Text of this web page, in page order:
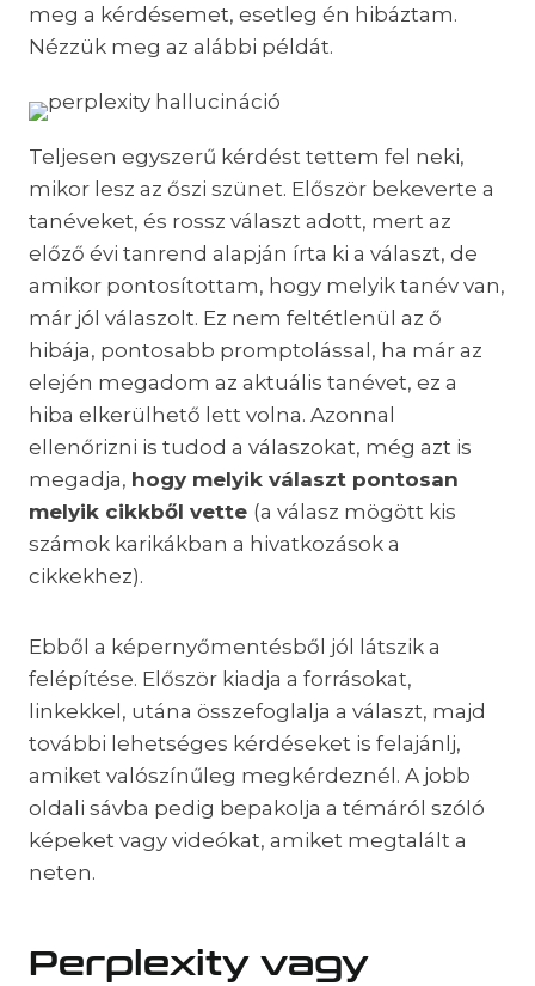
meg a kérdésemet, esetleg én hibáztam.
Nézzük meg az alábbi példát.
Teljesen egyszerű kérdést tettem fel neki,
mikor lesz az őszi szünet. Először bekeverte a
tanéveket, és rossz választ adott, mert az
előző évi tanrend alapján írta ki a választ, de
amikor pontosítottam, hogy melyik tanév van,
már jól válaszolt. Ez nem feltétlenül az ő
hibája, pontosabb promptolással, ha már az
elején megadom az aktuális tanévet, ez a
hiba elkerülhető lett volna. Azonnal
ellenőrizni is tudod a válaszokat, még azt is
megadja, hogy melyik választ pontosan
melyik cikkből vette (a válasz mögött kis
számok karikákban a hivatkozások a
cikkekhez).
Ebből a képernyőmentésből jól látszik a
felépítése. Először kiadja a forrásokat,
linkekkel, utána összefoglalja a választ, majd
további lehetséges kérdéseket is felajánlj,
amiket valószínűleg megkérdeznél. A jobb
oldali sávba pedig bepakolja a témáról szóló
képeket vagy videókat, amiket megtalált a
neten.
Perplexity vagy